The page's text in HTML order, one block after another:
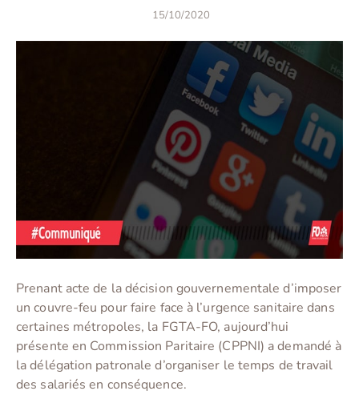
15/10/2020
Prenant acte de la décision gouvernementale d’imposer
un couvre-feu pour faire face à l’urgence sanitaire dans
certaines métropoles, la FGTA-FO, aujourd’hui
présente en Commission Paritaire (CPPNI) a demandé à
la délégation patronale d’organiser le temps de travail
des salariés en conséquence.